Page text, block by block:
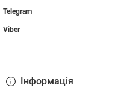
Інформація
Telegram
Viber